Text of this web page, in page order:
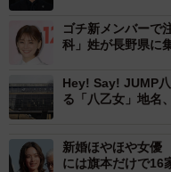
家はこの末裔と伝えてい
この他にも「後藤」の
れ、古くから各地に後藤
も多いのは大分県で、同
ゴチ新メンバーで
科」姓が長野県に
Hey! Say! JUMP
る「八乙女」地名
新婚ほやほや女
には旗本だけで16